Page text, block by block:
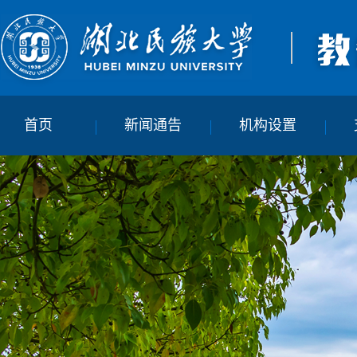
首页 新闻通告 机构设置